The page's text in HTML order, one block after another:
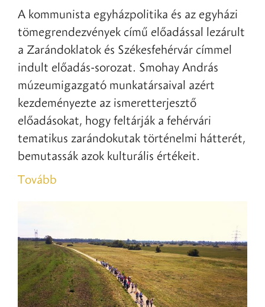
A kommunista egyházpolitika és az egyházi
tömegrendezvények című előadással lezárult
a Zarándoklatok és Székesfehérvár címmel
indult előadás-sorozat. Smohay András
múzeumigazgató munkatársaival azért
kezdeményezte az ismeretterjesztő
előadásokat, hogy feltárják a fehérvári
tematikus zarándokutak történelmi hátterét,
bemutassák azok kulturális értékeit.
Tovább